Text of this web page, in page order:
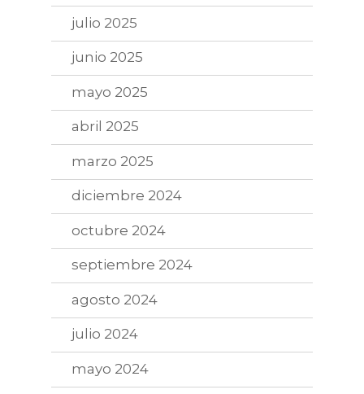
julio 2025
junio 2025
mayo 2025
abril 2025
marzo 2025
diciembre 2024
octubre 2024
septiembre 2024
agosto 2024
julio 2024
mayo 2024